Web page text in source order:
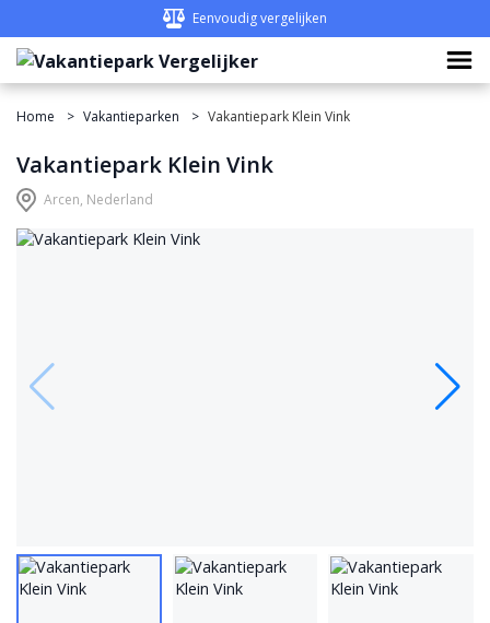
Eenvoudig vergelijken
Home Vakantieparken Vakantiepark Klein Vink
Vakantiepark Klein Vink
Arcen, Nederland